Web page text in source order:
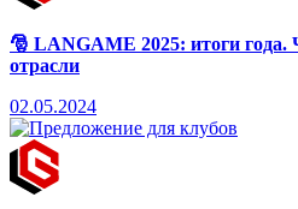
🎅 LANGAME 2025: итоги
отрасли
02.05.2024